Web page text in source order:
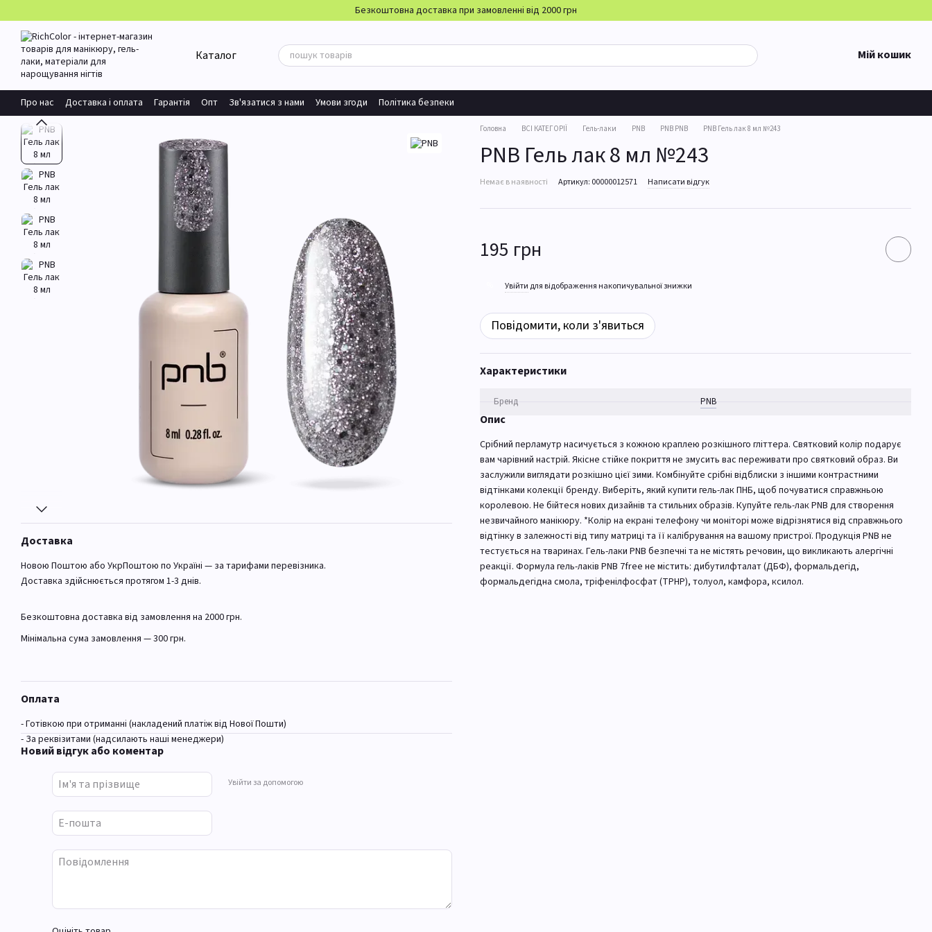
Безкоштовна доставка при замовленні від 2000 грн
Каталог Мій кошик
Про нас Доставка і оплата Гарантія Опт Зв'язатися з нами Умови згоди Політика безпеки
Доставка
Новою Поштою або УкрПоштою по Україні — за тарифами перевізника.
Доставка здійснюється протягом 1-3 днів.
Безкоштовна доставка від замовлення на 2000 грн.
Мінімальна сума замовлення — 300 грн.
Оплата
- Готівкою при отриманні (накладений платіж від Нової Пошти)
- За реквізитами (надсилають наші менеджери)
Новий відгук або коментар
Увійти за допомогою
Головна ВСІ КАТЕГОРІЇ Гель-лаки PNB PNB PNB PNB Гель лак 8 мл №243
PNB Гель лак 8 мл №243
Немає в наявності Артикул: 00000012571 Написати відгук
195 грн
Увійти для відображення накопичувальної знижки
Повідомити, коли з'явиться
Характеристики
Бренд PNB
Опис
Срібний перламутр насичується з кожною краплею розкішного гліттера. Святковий колір подарує
вам чарівний настрій. Якісне стійке покриття не змусить вас переживати про святковий образ. Ви
заслужили виглядати розкішно цієї зими. Комбінуйте срібні відблиски з іншими контрастними
відтінками колекції бренду. Виберіть, який купити гель-лак ПНБ, щоб почуватися справжньою
королевою. Не бійтеся нових дизайнів та стильних образів. Купуйте гель-лак PNB для створення
незвичайного манікюру. *Колір на екрані телефону чи моніторі може відрізнятися від справжнього
відтінку в залежності від типу матриці та її калібрування на вашому пристрої. Продукція PNB не
тестується на тваринах. Гель-лаки PNB безпечні та не містять речовин, що викликають алергічні
реакції. Формула гель-лаків PNB 7free не містить: дибутилфталат (ДБФ), формальдегід,
формальдегідна смола, тріфенілфосфат (TPHP), толуол, камфора, ксилол.